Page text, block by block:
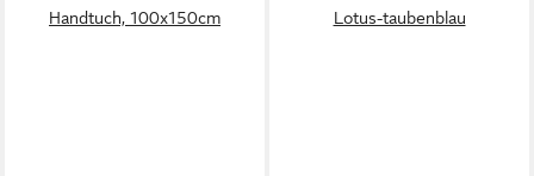
Handtuch, 100x150cm
Lotus-taubenblau